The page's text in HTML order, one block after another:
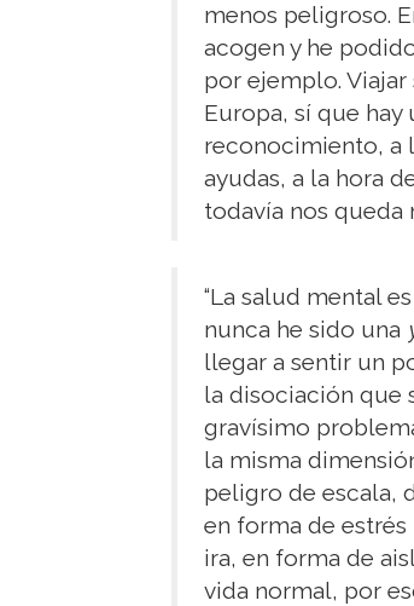
menos peligroso.
acogen y he
por ejemplo. Viajar
Europa, sí que
reconocimiento, a
ayudas, a la hora
todavía nos queda
“La salud mental
nunca he sido una
llegar a sentir un
la disociación que
gravísimo
la misma
peligro de escala,
en forma de
ira, en forma de
vida normal, por